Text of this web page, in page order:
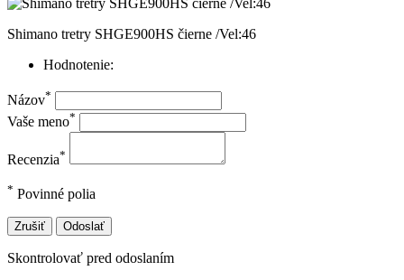
Shimano tretry SHGE900HS čierne /Vel:46
Hodnotenie:
Názov*
Vaše meno*
Recenzia*
* Povinné polia
Zrušiť Odoslať
Skontrolovať pred odoslaním